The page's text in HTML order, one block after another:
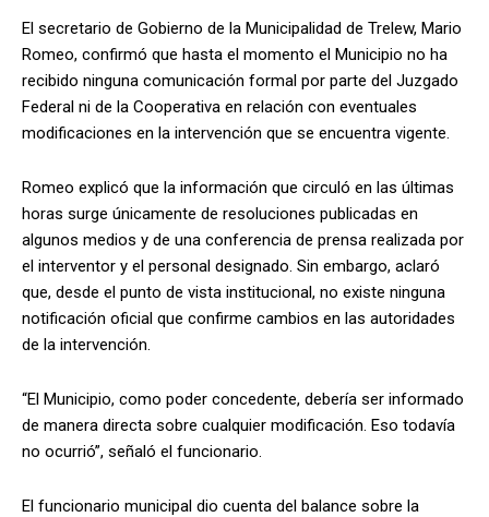
El secretario de Gobierno de la Municipalidad de Trelew, Mario
Romeo, confirmó que hasta el momento el Municipio no ha
recibido ninguna comunicación formal por parte del Juzgado
Federal ni de la Cooperativa en relación con eventuales
modificaciones en la intervención que se encuentra vigente.
Romeo explicó que la información que circuló en las últimas
horas surge únicamente de resoluciones publicadas en
algunos medios y de una conferencia de prensa realizada por
el interventor y el personal designado. Sin embargo, aclaró
que, desde el punto de vista institucional, no existe ninguna
notificación oficial que confirme cambios en las autoridades
de la intervención.
“El Municipio, como poder concedente, debería ser informado
de manera directa sobre cualquier modificación. Eso todavía
no ocurrió”, señaló el funcionario.
El funcionario municipal dio cuenta del balance sobre la